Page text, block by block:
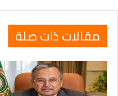
مقالات ذات صلة